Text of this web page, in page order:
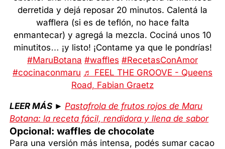
derretida y dejá reposar 20 minutos. Calentá la
wafflera (si es de teflón, no hace falta
enmantecar) y agregá la mezcla. Cociná unos 10
minutitos… ¡y listo! ¡Contame ya que le pondrías!
#MaruBotana #waffles #RecetasConAmor
#cocinaconmaru ♬ FEEL THE GROOVE - Queens
Road, Fabian Graetz
LEER MÁS ►Pastafrola de frutos rojos de Maru
Botana: la receta fácil, rendidora y llena de sabor
Opcional: waffles de chocolate
Para una versión más intensa, podés sumar cacao